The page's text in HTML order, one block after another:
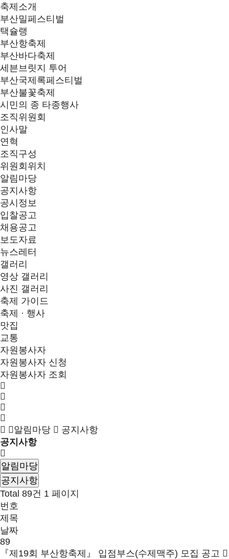
축제소개
부산밀페스티벌
택슐랭
부산항축제
부산바다축제
세븐브릿지 투어
부산국제록페스티벌
부산불꽃축제
시민의 종 타종행사
조직위원회
인사말
연혁
조직구성
위원회위치
알림마당
공지사항
공시정보
입찰공고
채용공고
보도자료
뉴스레터
갤러리
영상 갤러리
사진 갤러리
축제 가이드
축제 · 행사
맛집
교통
자원봉사자
자원봉사자 신청
자원봉사자 조회
알림마당
공지사항
공지사항
알림마당
공지사항
Total 89건 1 페이지
번호
제목
날짜
89
『제19회 부산항축제』 입점부스(수제맥주) 모집 공고